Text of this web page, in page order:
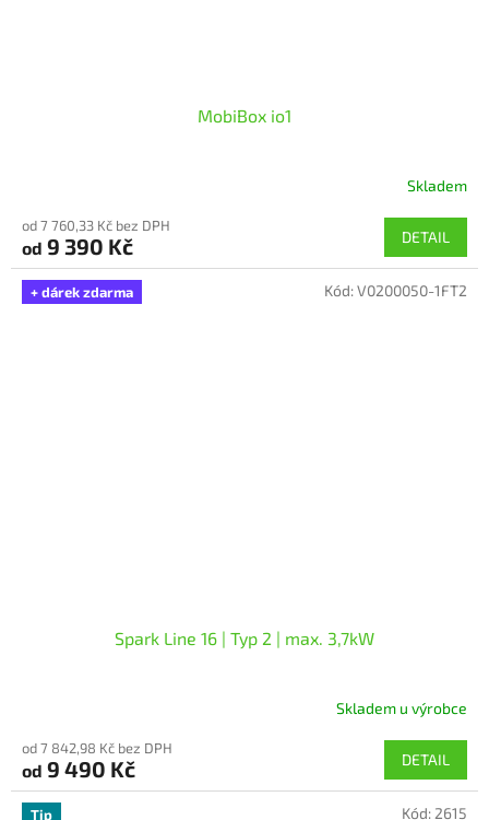
MobiBox io1
Skladem
od 7 760,33 Kč bez DPH
od 9 390 Kč DETAIL
+ dárek zdarma
Spark Line 16 | Typ 2 | max. 3,7kW
Skladem u výrobce
od 7 842,98 Kč bez DPH
od 9 490 Kč DETAIL
Kód:V0200050-1FT2
Tip
Kód: 2615